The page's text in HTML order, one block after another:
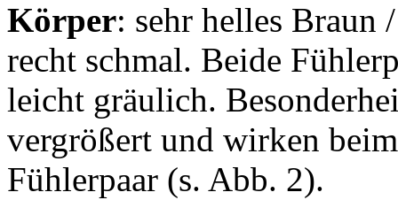
Körper: sehr helles Braun
recht schmal. Beide
leicht gräulich.
vergrößert und wirken
Fühlerpaar (s. Abb. 2).